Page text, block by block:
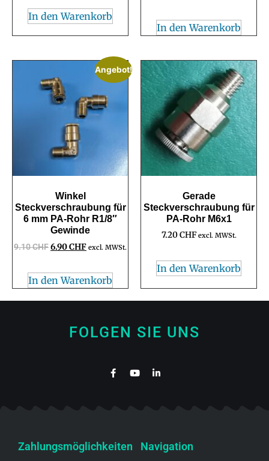
In den Warenkorb
In den Warenkorb
Angebot!
Winkel
Steckverschraubung für
6 mm PA-Rohr R1/8″
Gewinde
9.10CHF6.90CHF excl. MWSt.
In den Warenkorb
Gerade
Steckverschraubung für
PA-Rohr M6x1
7.20CHF excl. MWSt.
In den Warenkorb
FOLGEN SIE UNS
Zahlungsmöglichkeiten Navigation